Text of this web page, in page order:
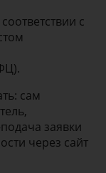
с
сам
заявки
через сайт